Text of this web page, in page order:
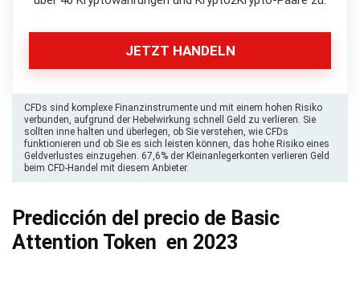
JETZT HANDELN
CFDs sind komplexe Finanzinstrumente und mit einem hohen Risiko
verbunden, aufgrund der Hebelwirkung schnell Geld zu verlieren. Sie
sollten inne halten und überlegen, ob Sie verstehen, wie CFDs
funktionieren und ob Sie es sich leisten können, das hohe Risiko eines
Geldverlustes einzugehen. 67,6% der Kleinanlegerkonten verlieren Geld
beim CFD-Handel mit diesem Anbieter.
Predicción del precio de Basic
Attention Token en 2023